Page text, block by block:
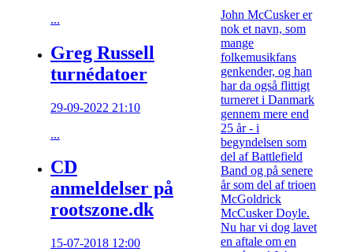
...
Greg Russell
turnédatoer
29-09-2022 21:10
...
CD
anmeldelser på
rootszone.dk
15-07-2018 12:00
John McCusker er
nok et navn, som
mange
folkemusikfans
genkender, og han
har da også flittigt
turneret i Danmark
gennem mere end
25 år - i
begyndelsen som
del af Battlefield
Band og på senere
år som del af trioen
McGoldrick
McCusker Doyle.
Nu har vi dog lavet
en aftale om en